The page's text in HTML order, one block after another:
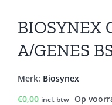
BIOSYNEX
A/GENES
Merk: Biosynex
€0,00 incl. btw Op